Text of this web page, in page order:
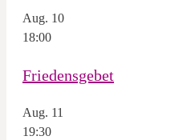
Aug. 10
18:00
Friedensgebet
Aug. 11
19:30